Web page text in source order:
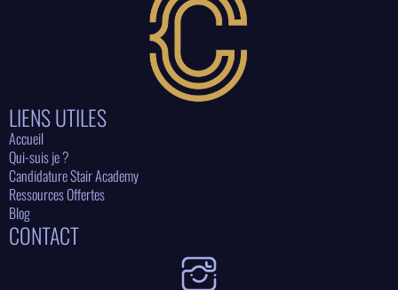
LIENS UTILES
Accueil
Qui-suis je ?
Candidature Stair Academy
Ressources Offertes
Blog
CONTACT